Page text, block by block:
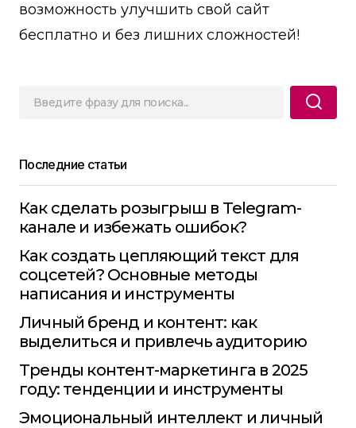
возможность улучшить свой сайт
бесплатно и без лишних сложностей!
Последние статьи
Как сделать розыгрыш в Telegram-
канале и избежать ошибок?
Как создать цепляющий текст для
соцсетей? Основные методы
написания и инструменты
Личный бренд и контент: как
выделиться и привлечь аудиторию
Тренды контент-маркетинга в 2025
году: тенденции и инструменты
Эмоциональный интеллект и личный